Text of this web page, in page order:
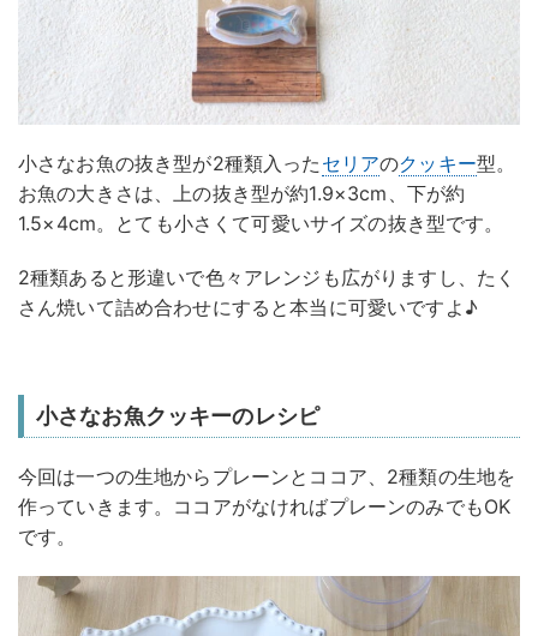
小さなお魚の抜き型が2種類入った セリアのクッキー型。
お魚の大きさは、上の抜き型が約1.9×3cm、下が約
1.5×4cm。とても小さくて可愛いサイズの抜き型です。
2種類あると形違いで色々アレンジも広がりますし、たく
さん焼いて詰め合わせにすると本当に可愛いですよ♪
小さなお魚クッキーのレシピ
今回は一つの生地からプレーンとココア、2種類の生地を
作っていきます。ココアがなければプレーンのみでもOK
です。